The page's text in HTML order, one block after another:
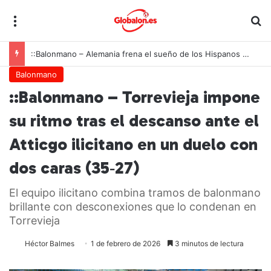
::Balonmano – Alemania frena el sueño de los Hispanos Juveniles, que lucharán ahora por el bronce europeo
Balonmano
::Balonmano – Torrevieja impone
su ritmo tras el descanso ante el
Atticgo ilicitano en un duelo con
dos caras (35‑27)
El equipo ilicitano combina tramos de balonmano
brillante con desconexiones que lo condenan en
Torrevieja
Héctor Balmes 1 de febrero de 2026 3 minutos de lectura